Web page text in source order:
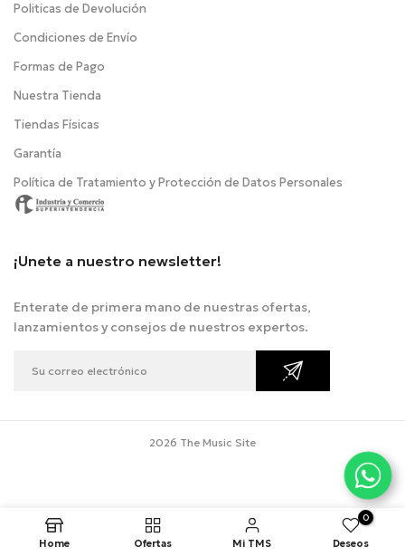
Politicas de Devolución
Condiciones de Envío
Formas de Pago
Nuestra Tienda
Tiendas Físicas
Garantía
Política de Tratamiento y Protección de Datos Personales
¡Unete a nuestro newsletter!
Enterate de primera mano de nuestras ofertas,
lanzamientos y consejos de nuestros expertos.
2026 The Music Site
Home Ofertas Mi TMS
0
Deseos